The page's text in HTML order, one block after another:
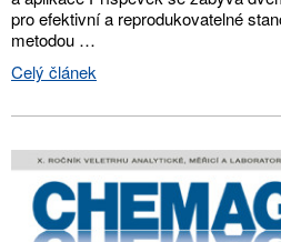
pro efektivní a reprodukovatelné
metodou …
Celý článek